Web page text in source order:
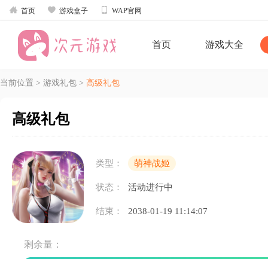
 首页  游戏盒子  WAP官网
首页 游戏大全
当前位置 > 游戏礼包 > 高级礼包
高级礼包
类型： 萌神战姬
状态： 活动进行中
结束： 2038-01-19 11:14:07
剩余量：